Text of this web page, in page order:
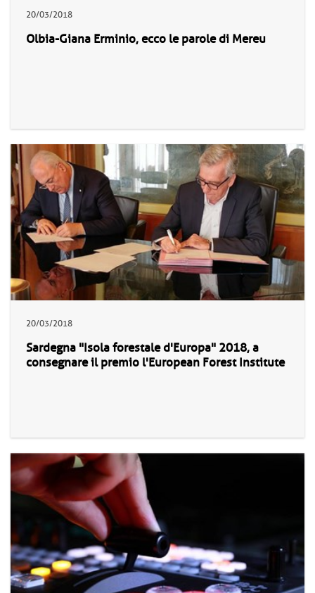
20/03/2018
Olbia-Giana Erminio, ecco le parole di Mereu
20/03/2018
Sardegna "Isola forestale d'Europa" 2018, a
consegnare il premio l'European Forest Institute